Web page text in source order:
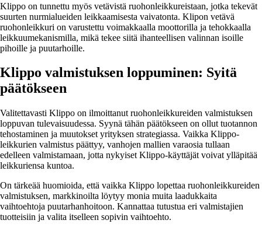
Klippo on tunnettu myös vetävistä ruohonleikkureistaan, jotka tekevät
suurten nurmialueiden leikkaamisesta vaivatonta. Klipon vetävä
ruohonleikkuri on varustettu voimakkaalla moottorilla ja tehokkaalla
leikkuumekanismilla, mikä tekee siitä ihanteellisen valinnan isoille
pihoille ja puutarhoille.
Klippo valmistuksen loppuminen: Syitä
päätökseen
Valitettavasti Klippo on ilmoittanut ruohonleikkureiden valmistuksen
loppuvan tulevaisuudessa. Syynä tähän päätökseen on ollut tuotannon
tehostaminen ja muutokset yrityksen strategiassa. Vaikka Klippo-
leikkurien valmistus päättyy, vanhojen mallien varaosia tullaan
edelleen valmistamaan, jotta nykyiset Klippo-käyttäjät voivat ylläpitää
leikkuriensa kuntoa.
On tärkeää huomioida, että vaikka Klippo lopettaa ruohonleikkureiden
valmistuksen, markkinoilta löytyy monia muita laadukkaita
vaihtoehtoja puutarhanhoitoon. Kannattaa tutustua eri valmistajien
tuotteisiin ja valita itselleen sopivin vaihtoehto.